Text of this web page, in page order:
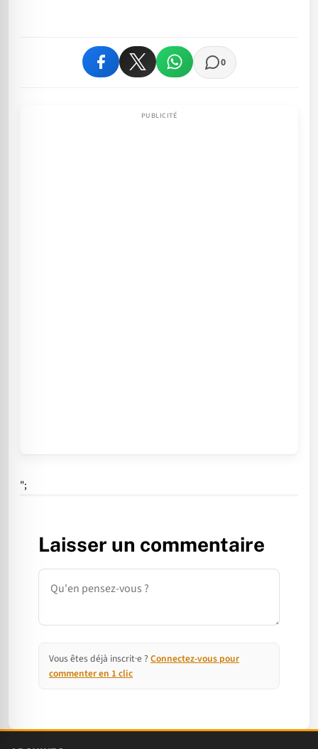
0
";
Laisser un commentaire
Commentaire
Vous êtes déjà inscrit·e ? Connectez-vous pour
commenter en 1 clic